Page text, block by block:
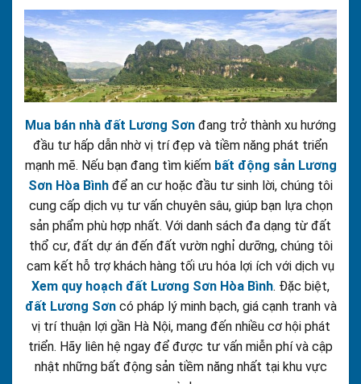
Mua bán nhà đất Lương Sơn đang trở thành xu hướng
đầu tư hấp dẫn nhờ vị trí đẹp và tiềm năng phát triển
mạnh mẽ. Nếu bạn đang tìm kiếm bất động sản Lương
Sơn Hòa Bình để an cư hoặc đầu tư sinh lời, chúng tôi
cung cấp dịch vụ tư vấn chuyên sâu, giúp bạn lựa chọn
sản phẩm phù hợp nhất. Với danh sách đa dạng từ đất
thổ cư, đất dự án đến đất vườn nghỉ dưỡng, chúng tôi
cam kết hỗ trợ khách hàng tối ưu hóa lợi ích với dịch vụ
Xem quy hoạch đất Lương Sơn Hòa Bình. Đặc biệt,
đất Lương Sơncó pháp lý minh bạch, giá cạnh tranh và
vị trí thuận lợi gần Hà Nội, mang đến nhiều cơ hội phát
triển. Hãy liên hệ ngay để được tư vấn miễn phí và cập
nhật những bất động sản tiềm năng nhất tại khu vực